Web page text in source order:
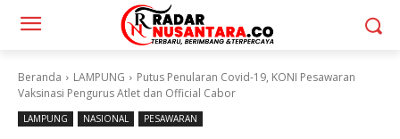
Beranda LAMPUNG
Putus Penularan Covid-19, KONI Pesawaran
Vaksinasi Pengurus Atlet dan Official Cabor
LAMPUNG NASIONAL PESAWARAN